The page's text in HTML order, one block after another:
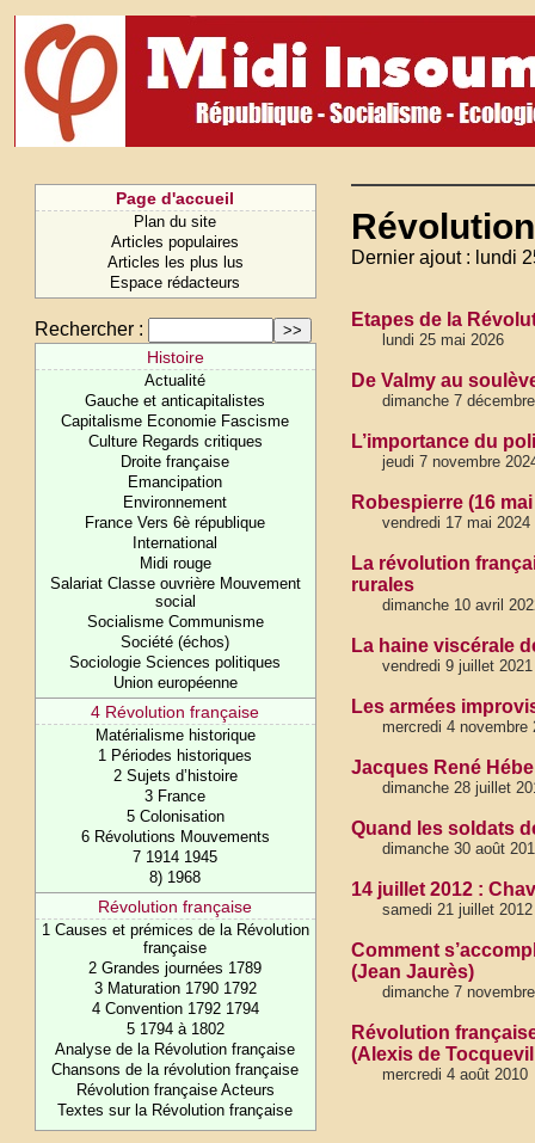
Page d'accueil
Plan du site
Articles populaires
Articles les plus lus
Espace rédacteurs
Rechercher :
Histoire
Actualité
Gauche et anticapitalistes
Capitalisme Economie Fascisme
Culture Regards critiques
Droite française
Emancipation
Environnement
France Vers 6è république
International
Midi rouge
Salariat Classe ouvrière Mouvement
social
Socialisme Communisme
Société (échos)
Sociologie Sciences politiques
Union européenne
4 Révolution française
Matérialisme historique
1 Périodes historiques
2 Sujets d’histoire
3 France
5 Colonisation
6 Révolutions Mouvements
7 1914 1945
8) 1968
Révolution française
1 Causes et prémices de la Révolution
française
2 Grandes journées 1789
3 Maturation 1790 1792
4 Convention 1792 1794
5 1794 à 1802
Analyse de la Révolution française
Chansons de la révolution française
Révolution française Acteurs
Textes sur la Révolution française
Dernier ajout : lundi
Etapes de la
lundi 25 mai 2026
De Valmy au
dimanche 7
L’importance du
jeudi 7 novembre
Robespierre (16
vendredi 17 mai 2024
La révolution
rurales
dimanche 10 avril
La haine viscérale
vendredi 9 juillet
Les armées
mercredi 4 novembre
Jacques René
dimanche 28 juillet
Quand les soldats
dimanche 30 août
14 juillet 2012 :
samedi 21 juillet
Comment
(Jean Jaurès)
dimanche 7
Révolution
(Alexis de
mercredi 4 août 2010